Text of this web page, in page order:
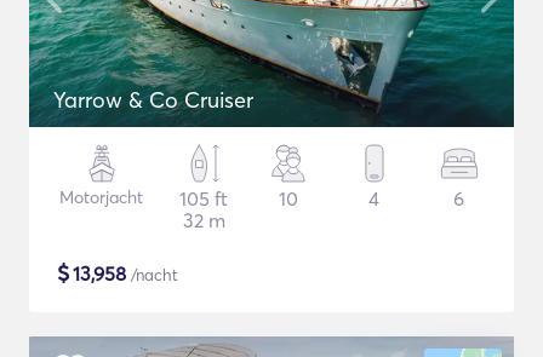
Yarrow & Co Cruiser
Motorjacht
105 ft
32 m
10 4 6
$13,958 /nacht